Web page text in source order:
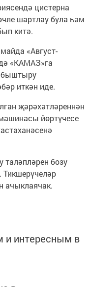
цистерна
шартлау була һәм
китә.
«Август-
«КАМАЗ»га
иткән иде.
җәрәхәтләреннән
йөртүчесе
таләпләрен бозу
Тикшерүчеләр
ачыклаячак.
интересным в